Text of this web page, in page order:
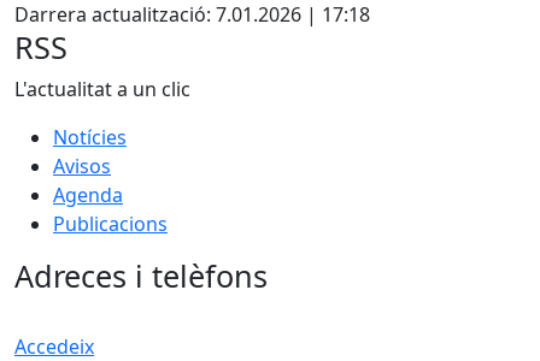
Darrera actualització: 7.01.2026 | 17:18
RSS
L'actualitat a un clic
Notícies
Avisos
Agenda
Publicacions
Adreces i telèfons
Accedeix